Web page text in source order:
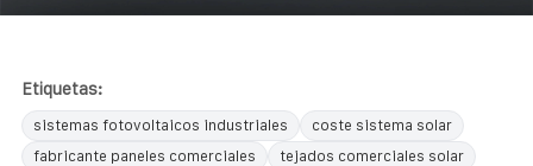
Etiquetas:
sistemas fotovoltaicos industriales
coste sistema solar
fabricante paneles comerciales
tejados comerciales solar